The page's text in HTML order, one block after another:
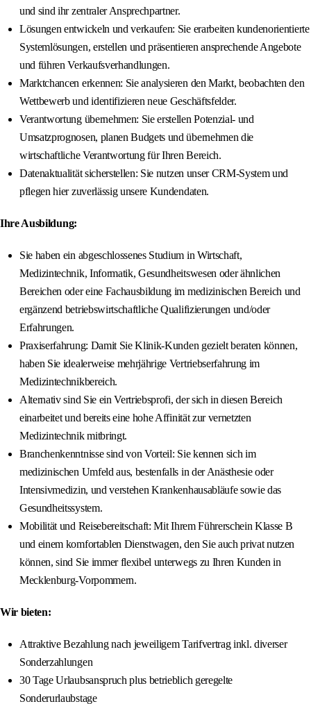
und sind ihr zentraler Ansprechpartner.
Lösungen entwickeln und verkaufen: Sie erarbeiten kundenorientierte
Systemlösungen, erstellen und präsentieren ansprechende Angebote
und führen Verkaufsverhandlungen.
Marktchancen erkennen: Sie analysieren den Markt, beobachten den
Wettbewerb und identifizieren neue Geschäftsfelder.
Verantwortung übernehmen: Sie erstellen Potenzial- und
Umsatzprognosen, planen Budgets und übernehmen die
wirtschaftliche Verantwortung für Ihren Bereich.
Datenaktualität sicherstellen: Sie nutzen unser CRM-System und
pflegen hier zuverlässig unsere Kundendaten.
Ihre Ausbildung:
Sie haben ein abgeschlossenes Studium in Wirtschaft,
Medizintechnik, Informatik, Gesundheitswesen oder ähnlichen
Bereichen oder eine Fachausbildung im medizinischen Bereich und
ergänzend betriebswirtschaftliche Qualifizierungen und/oder
Erfahrungen.
Praxiserfahrung: Damit Sie Klinik-Kunden gezielt beraten können,
haben Sie idealerweise mehrjährige Vertriebserfahrung im
Medizintechnikbereich.
Alternativ sind Sie ein Vertriebsprofi, der sich in diesen Bereich
einarbeitet und bereits eine hohe Affinität zur vernetzten
Medizintechnik mitbringt.
Branchenkenntnisse sind von Vorteil: Sie kennen sich im
medizinischen Umfeld aus, bestenfalls in der Anästhesie oder
Intensivmedizin, und verstehen Krankenhausabläufe sowie das
Gesundheitssystem.
Mobilität und Reisebereitschaft: Mit Ihrem Führerschein Klasse B
und einem komfortablen Dienstwagen, den Sie auch privat nutzen
können, sind Sie immer flexibel unterwegs zu Ihren Kunden in
Mecklenburg-Vorpommern.
Wir bieten:
Attraktive Bezahlung nach jeweiligem Tarifvertrag inkl. diverser
Sonderzahlungen
30 Tage Urlaubsanspruch plus betrieblich geregelte
Sonderurlaubstage